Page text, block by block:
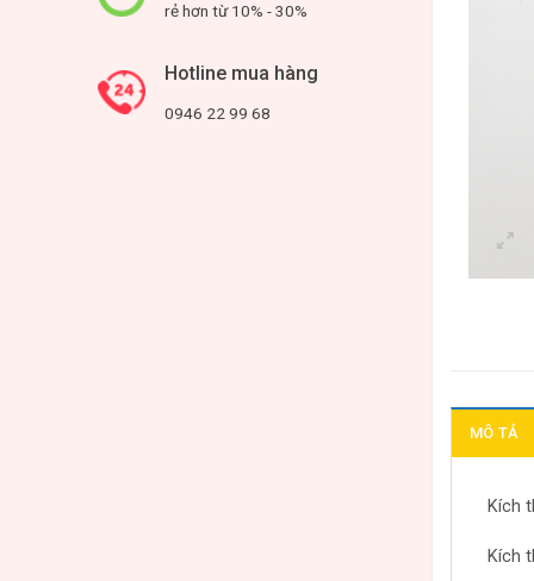
rẻ hơn từ 10% - 30%
Hotline mua hàng
0946 22 99 68
MÔ TẢ
Kích
Kích